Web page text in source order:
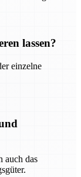
lassen?
einzelne
auch das